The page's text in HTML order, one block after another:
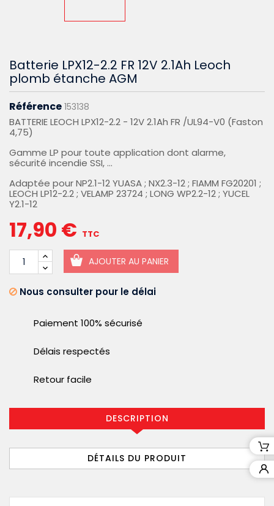
Batterie LPX12-2.2 FR 12V 2.1Ah Leoch
plomb étanche AGM
Référence 153138
BATTERIE LEOCH LPX12-2.2 - 12V 2.1Ah FR /UL94-V0 (Faston
4,75)
Gamme LP pour toute application dont alarme,
sécurité incendie SSI, ...
Adaptée pour NP2.1-12 YUASA ; NX2.3-12 ; FIAMM FG20201 ;
LEOCH LP12-2.2 ; VELAMP 23724 ; LONG WP2.2-12 ; YUCEL
Y2.1-12
17,90 € TTC
AJOUTER AU PANIER
Nous consulter pour le délai
Paiement 100% sécurisé
Délais respectés
Retour facile
DESCRIPTION
DÉTAILS DU PRODUIT